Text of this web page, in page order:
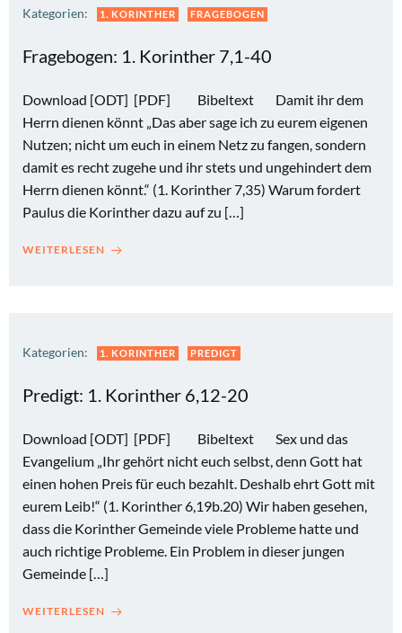
Kategorien: 1. KORINTHER FRAGEBOGEN
Fragebogen: 1. Korinther 7,1-40
Download [ODT] [PDF] Bibeltext Damit ihr dem
Herrn dienen könnt „Das aber sage ich zu eurem eigenen
Nutzen; nicht um euch in einem Netz zu fangen, sondern
damit es recht zugehe und ihr stets und ungehindert dem
Herrn dienen könnt.“ (1. Korinther 7,35) Warum fordert
Paulus die Korinther dazu auf zu […]
WEITERLESEN
Kategorien: 1. KORINTHER PREDIGT
Predigt: 1. Korinther 6,12-20
Download [ODT] [PDF] Bibeltext Sex und das
Evangelium „Ihr gehört nicht euch selbst, denn Gott hat
einen hohen Preis für euch bezahlt. Deshalb ehrt Gott mit
eurem Leib!“ (1. Korinther 6,19b.20) Wir haben gesehen,
dass die Korinther Gemeinde viele Probleme hatte und
auch richtige Probleme. Ein Problem in dieser jungen
Gemeinde […]
WEITERLESEN